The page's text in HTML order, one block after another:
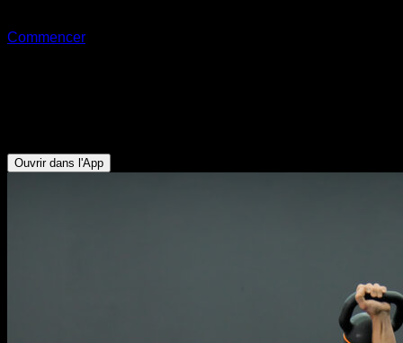
Commencer
Ouvrir dans l'App